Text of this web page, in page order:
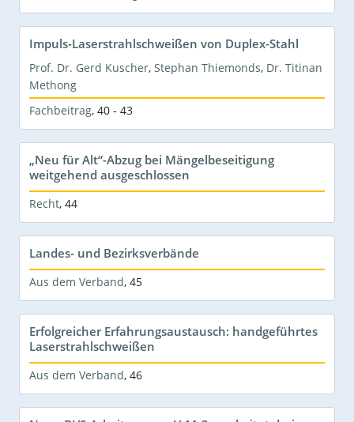
Impuls-Laserstrahlschweißen von Duplex-Stahl
Prof. Dr. Gerd Kuscher, Stephan Thiemonds, Dr. Titinan
Methong
Fachbeitrag, 40 - 43
„Neu für Alt“-Abzug bei Mängelbeseitigung
weitgehend ausgeschlossen
Recht, 44
Landes- und Bezirksverbände
Aus dem Verband, 45
Erfolgreicher Erfahrungsaustausch: handgeführtes
Laserstrahlschweißen
Aus dem Verband, 46